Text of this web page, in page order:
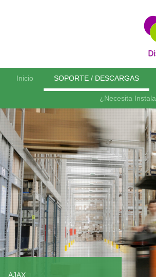
Inicio SOPORTE / DESCARGAS
¿Necesita
AJAX